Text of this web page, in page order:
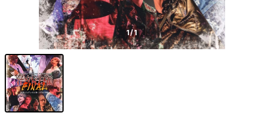
1/1